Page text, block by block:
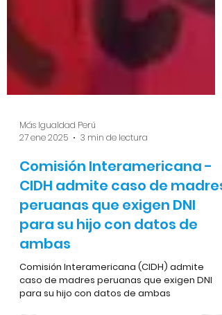
Más Igualdad Perú
3 min de lectura
Comisión Interamericana -
CIDH admite caso de madres
peruanas que exigen DNI
para su hijo con datos de
ambas